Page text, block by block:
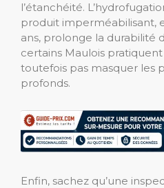
l’étanchéité.
produit imperméabilisant,
ans, prolonge la durabilité
certains Maulois
toutefois pas masquer les
profonds.
Enfin, sachez qu’une